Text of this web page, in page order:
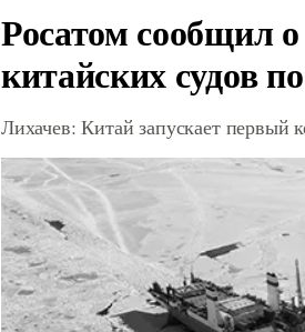
Росатом сообщил
китайских судов
Лихачев: Китай запускает